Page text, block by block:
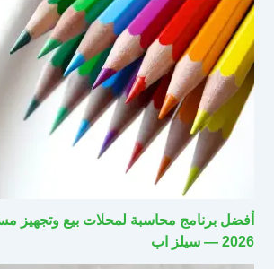
أفضل برنامج محاسبة لمحلات بيع وتجهيز
2026 — سيلز اب